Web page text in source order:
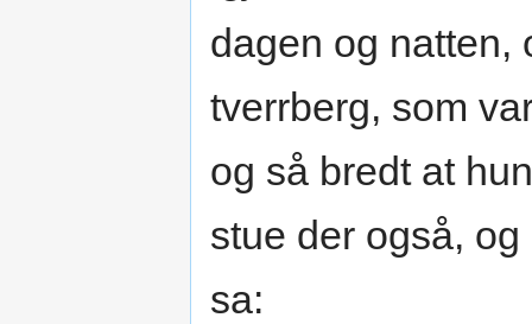
dagen og natten,
tverrberg, som
og så bredt at
stue der også,
sa: